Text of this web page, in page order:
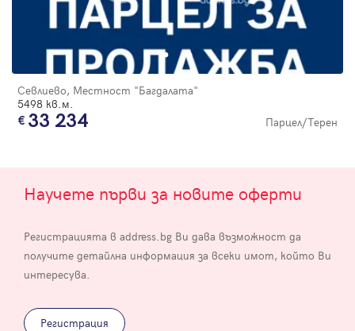
Севлиево, Местност "Багдалата"
5498 кв.м.
33 234 Парцел/Терен
Научете първи за новите оферти
Регистрацията в address.bg Ви дава възможност да
получите детайлна информация за всеки имот, който Ви
интересува.
Регистрация